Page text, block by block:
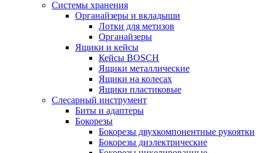
Системы хранения
Органайзеры и вкладыши
Лотки для метизов
Органайзеры
Ящики и кейсы
Кейсы BOSCH
Ящики металлические
Ящики на колесах
Ящики пластиковые
Слесарный инструмент
Биты и адаптеры
Бокорезы
Бокорезы двухкомпонентные рукоятки
Бокорезы диэлектрические